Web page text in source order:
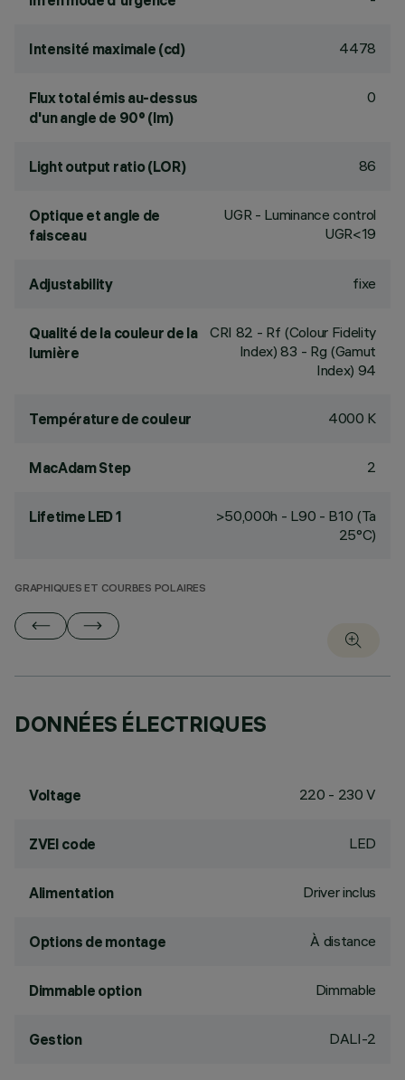
Intensité maximale (cd) 4478
Flux total émis au-dessus
d'un angle de 90° (lm)
0
Light output ratio (LOR) 86
Optique et angle de
faisceau
UGR - Luminance control
UGR<19
Adjustability fixe
Qualité de la couleur de la
lumière
CRI 82 - Rf (Colour Fidelity
Index) 83 - Rg (Gamut
Index) 94
Température de couleur 4000 K
MacAdam Step 2
Lifetime LED 1
>50,000h - L90 - B10 (Ta
25°C)
GRAPHIQUES ET COURBES POLAIRES
DONNÉES ÉLECTRIQUES
Voltage 220 - 230 V
ZVEI code LED
Alimentation Driver inclus
Options de montage À distance
Dimmable option Dimmable
Gestion DALI-2